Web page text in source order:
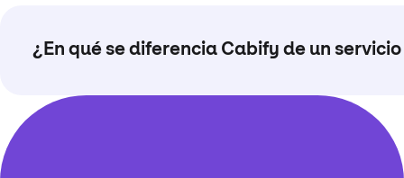
¿En qué se diferencia Cabify de un